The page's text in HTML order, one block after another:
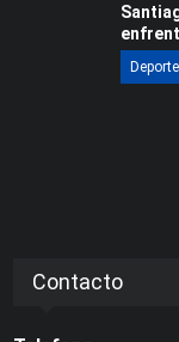
Deporte
Contacto